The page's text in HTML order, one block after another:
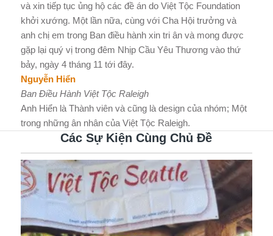
và xin tiếp tục ủng hộ các đề án do Việt Tộc Foundation
khởi xướng. Một lần nữa, cùng với Cha Hội trưởng và
anh chị em trong Ban điều hành xin tri ân và mong được
gặp lại quý vị trong đêm Nhịp Cầu Yêu Thương vào thứ
bảy, ngày 4 tháng 11 tới đây.
Nguyễn Hiển
Ban Điều Hành Việt Tộc Raleigh
Anh Hiển là Thành viên và cũng là design của nhóm; Một
trong những ân nhân của Việt Tộc Raleigh.
Các Sự Kiện Cùng Chủ Đề